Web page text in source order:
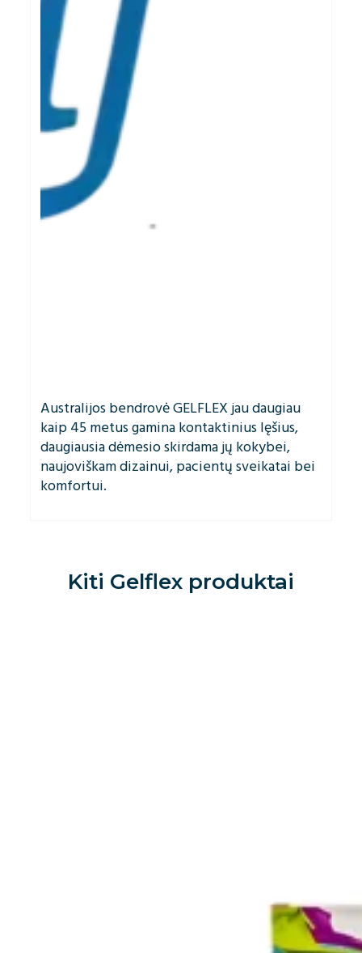
Australijos bendrovė GELFLEX jau daugiau
kaip 45 metus gamina kontaktinius lęšius,
daugiausia dėmesio skirdama jų kokybei,
naujoviškam dizainui, pacientų sveikatai bei
komfortui.
Kiti Gelflex produktai